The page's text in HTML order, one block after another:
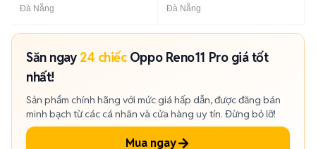
Đà Nẵng Đà Nẵng
Săn ngay 24 chiếcOppo Reno11 Pro giá tốt
nhất!
Sản phẩm chính hãng với mức giá hấp dẫn, được đăng bán
minh bạch từ các cá nhân và cửa hàng uy tín. Đừng bỏ lỡ!
Mua ngay